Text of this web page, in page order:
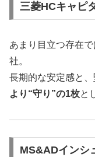
三菱HCキャピ
あまり目立つ存在
社。
長期的な安定感と、
より“守り”の1枚と
MS&ADインシ